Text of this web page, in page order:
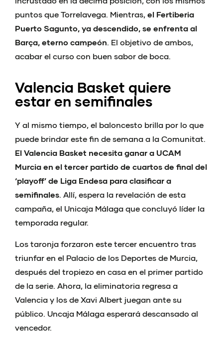
puntos que Torrelavega. Mientras, el Fertiberia
Puerto Sagunto, ya descendido, se enfrenta al
Barça, eterno campeón. El objetivo de ambos,
acabar el curso con buen sabor de boca.
Valencia Basket quiere
estar en semifinales
Y al mismo tiempo, el baloncesto brilla por lo que
puede brindar este fin de semana a la Comunitat.
El Valencia Basket necesita ganar a UCAM
Murcia en el tercer partido de cuartos de final del
‘playoff’ de Liga Endesa para clasificar a
semifinales. Allí, espera la revelación de esta
campaña, el Unicaja Málaga que concluyó líder la
temporada regular.
Los taronja forzaron este tercer encuentro tras
triunfar en el Palacio de los Deportes de Murcia,
después del tropiezo en casa en el primer partido
de la serie. Ahora, la eliminatoria regresa a
Valencia y los de Xavi Albert juegan ante su
público. Uncaja Málaga esperará descansado al
vencedor.